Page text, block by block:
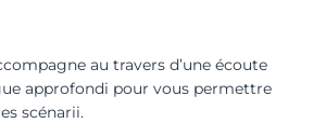
au travers d’une écoute
approfondi pour vous permettre
scénarii.